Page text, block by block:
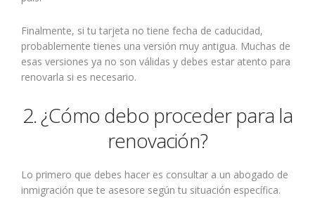
Finalmente, si tu tarjeta no tiene fecha de caducidad,
probablemente tienes una versión muy antigua. Muchas de
esas versiones ya no son válidas y debes estar atento para
renovarla si es necesario.
2. ¿Cómo debo proceder para la
renovación?
Lo primero que debes hacer es consultar a un abogado de
inmigración que te asesore según tu situación específica.